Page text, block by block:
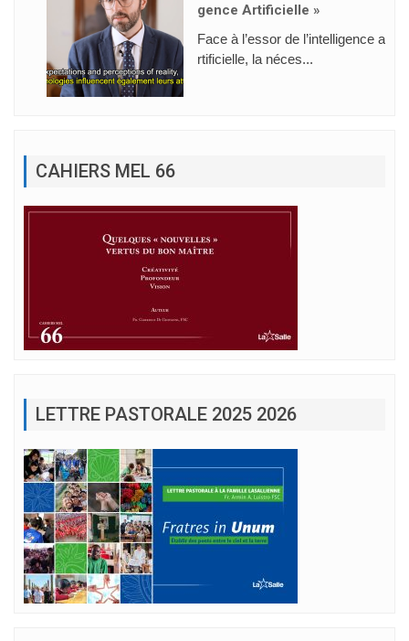
Gence Artificielle »
Face à l’essor de l’intelligence a
rtificielle, la néces...
CAHIERS MEL 66
LETTRE PASTORALE 2025 2026